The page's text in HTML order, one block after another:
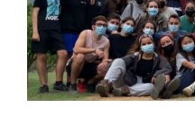
Image